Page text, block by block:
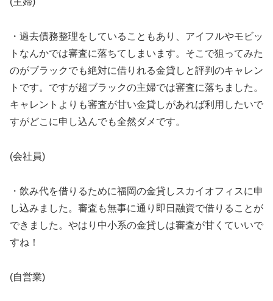
・過去債務整理をしていることもあり、アイフルやモビッ
トなんかでは審査に落ちてしまいます。そこで狙ってみた
のがブラックでも絶対に借りれる金貸しと評判のキャレン
トです。ですが超ブラックの主婦では審査に落ちました。
キャレントよりも審査が甘い金貸しがあれば利用したいで
すがどこに申し込んでも全然ダメです。
(会社員)
・飲み代を借りるために福岡の金貸しスカイオフィスに申
し込みました。審査も無事に通り即日融資で借りることが
できました。やはり中小系の金貸しは審査が甘くていいで
すね！
(自営業)